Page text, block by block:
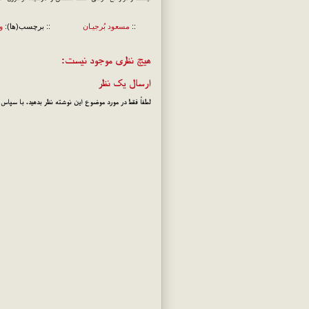
:: مسعود بُرجيـان :: برچسب(ها):
هیچ نظری موجود نیست:
ارسال یک نظر
لطفاً فقط در مورد موضوع این نوشته نظر بدهید. با